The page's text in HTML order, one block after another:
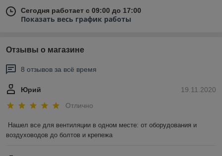
Сегодня работает с 09:00 до 17:00
Показать весь график работы
Отзывы о магазине
8 отзывов за всё время
19.11.2020
Юрий
Отлично
Нашел все для вентиляции в одном месте: от оборудования и
воздуховодов до болтов и крепежа